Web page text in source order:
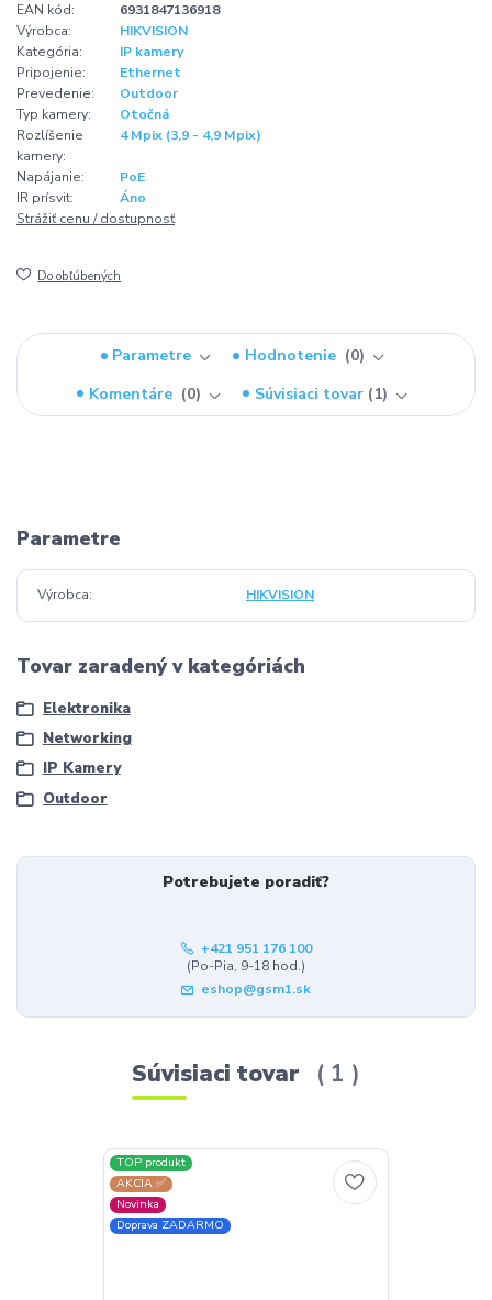
EAN kód:
6931847136918
Výrobca:
HIKVISION
Kategória:
IP kamery
Pripojenie:
Ethernet
Prevedenie:
Outdoor
Typ kamery:
Otočná
Rozlíšenie
kamery:
4 Mpix (3,9 - 4,9 Mpix)
Napájanie:
PoE
IR prísvit:
Áno
Strážiť cenu / dostupnosť
Do obľúbených
Parametre Hodnotenie
0
Komentáre
0 Súvisiaci tovar 1
Parametre
Výrobca HIKVISION
Tovar zaradený v kategóriách
Elektronika
Networking
IP Kamery
Outdoor
Potrebujete poradiť?
+421 951 176 100
(Po-Pia, 9-18 hod.)
eshop@gsm1.sk
Súvisiaci tovar 1
TOP produkt
AKCIA ✅
Novinka
Doprava ZADARMO